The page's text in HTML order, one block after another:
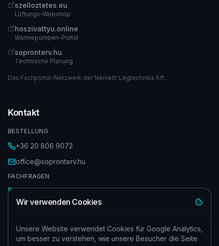
Wir verwenden Cookies
Unsere Website verwendet Cookies für Google Analytics,
um besser zu verstehen, wie unsere Besucher die Seite
szelloztetes.eu
Lüftungs-Webshop
hoszivattyu.online
Wärmepumpen-Portal
sopronterv.hu
Technische Planung
Das Fachportal-Netzwerk der Németh Légtechnika Kft.
Kontakt
BESTELLUNG
+36 20 806 9072
office@sopronterv.hu
FACHFRAGEN
+36 20 323 8172
info@sopronterv.hu